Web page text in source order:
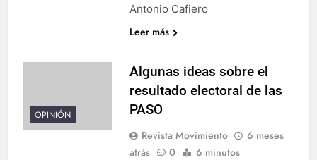
Antonio Cafiero
Leer más
OPINIÓN
Algunas ideas sobre el
resultado electoral de las
PASO
Revista Movimiento
6 meses
atrás
0 6 minutos